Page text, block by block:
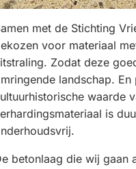
met de Stichting
voor materiaal
Zodat deze
landschap. En
waarde
is
betonlaag die wij gaan